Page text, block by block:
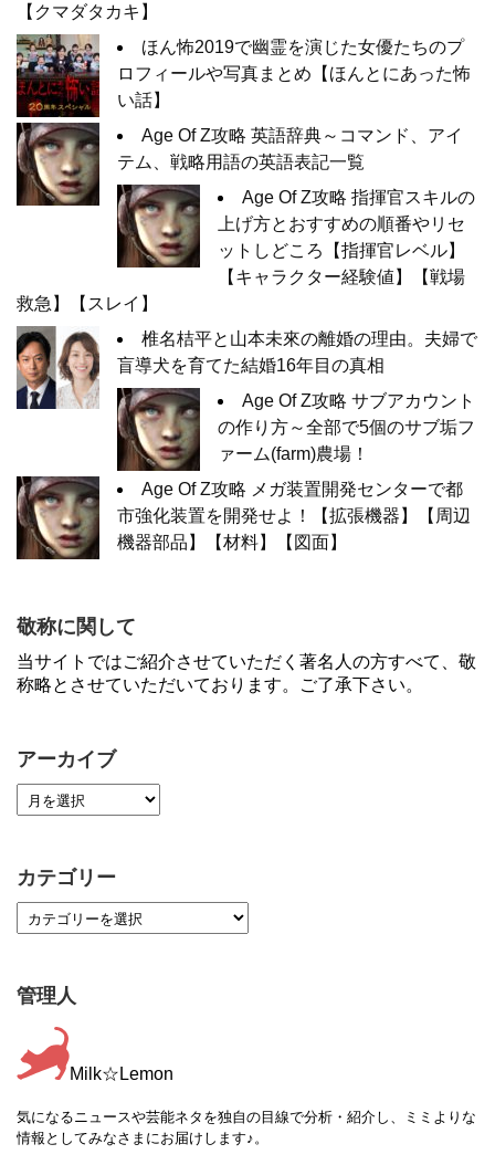
【クマダタカキ】
ほん怖2019で幽霊を演じた女優たちのプ
ロフィールや写真まとめ【ほんとにあった怖
い話】
Age Of Z攻略 英語辞典～コマンド、アイ
テム、戦略用語の英語表記一覧
Age Of Z攻略 指揮官スキルの
上げ方とおすすめの順番やリセ
ットしどころ【指揮官レベル】
【キャラクター経験値】【戦場
救急】【スレイ】
椎名桔平と山本未來の離婚の理由。夫婦で
盲導犬を育てた結婚16年目の真相
Age Of Z攻略 サブアカウント
の作り方～全部で5個のサブ垢フ
ァーム(farm)農場！
Age Of Z攻略 メガ装置開発センターで都
市強化装置を開発せよ！【拡張機器】【周辺
機器部品】【材料】【図面】
敬称に関して
当サイトではご紹介させていただく著名人の方すべて、敬
称略とさせていただいております。ご了承下さい。
アーカイブ
カテゴリー
管理人
Milk☆Lemon
気になるニュースや芸能ネタを独自の目線で分析・紹介し、ミミよりな
情報としてみなさまにお届けします♪。